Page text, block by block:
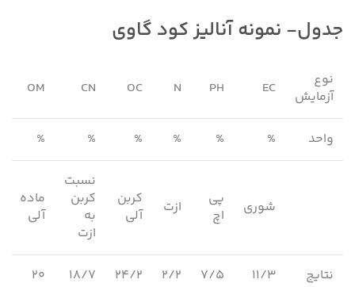
جدول- نمونه آنالیز کود گاوی
نوع
آزمایش
EC
PH
N
OC
CN
OM
واحد %
%
%
%
%
%
شوری
پی
اچ
ازت
کربن
آلی
نسبت
کربن
به
ازت
ماده
آلی
نتایج ۱۱/۳ ۷/۵ ۲/۲ ۲۴/۲ ۱۸/۷ ۲۰